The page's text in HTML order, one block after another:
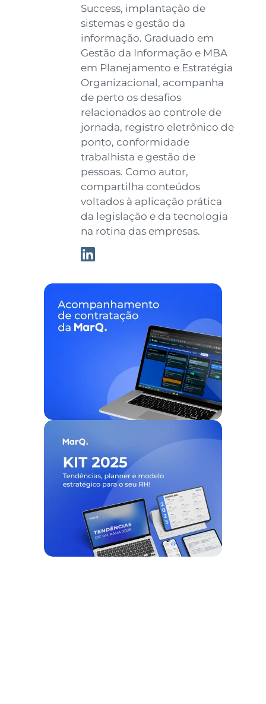
Success, implantação de
sistemas e gestão da
informação. Graduado em
Gestão da Informação e MBA
em Planejamento e Estratégia
Organizacional, acompanha
de perto os desafios
relacionados ao controle de
jornada, registro eletrônico de
ponto, conformidade
trabalhista e gestão de
pessoas. Como autor,
compartilha conteúdos
voltados à aplicação prática
da legislação e da tecnologia
na rotina das empresas.